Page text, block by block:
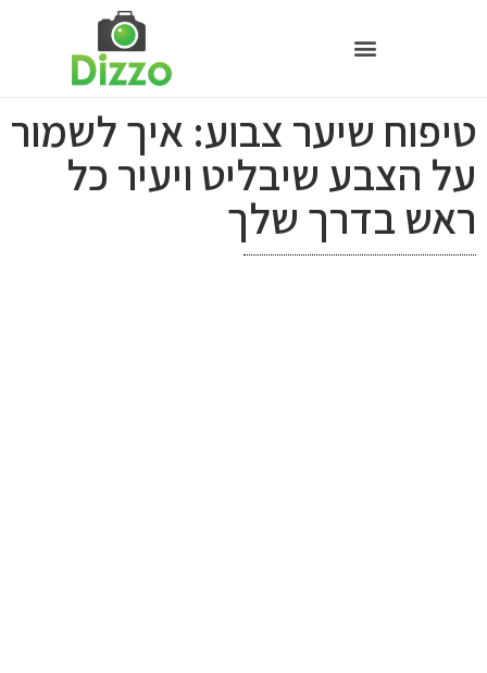
טיפוח שיער צבוע: איך לשמור
על הצבע שיבליט ויעיר כל
ראש בדרך שלך